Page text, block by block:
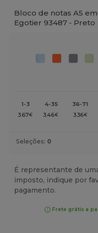
Bloco de notas A5
Egotier 93487 - Preto
1-3 4-35 36-71
3.67€ 3.46€ 3.36€
Seleções: 0
É representante de
imposto, indique por
pagamento.
Frete grátis a